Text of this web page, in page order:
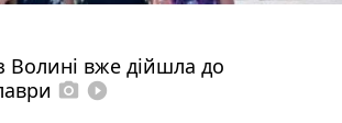
Волині вже дійшла до
photo_camera play_circle_filled